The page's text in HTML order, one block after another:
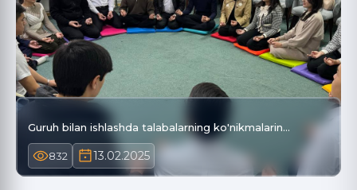
Guruh bilan ishlashda talabalarning ko'nikmalarin…
832 13.02.2025